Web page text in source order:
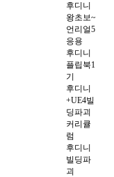
후디니
왕초보~
언리얼5
응용
후디니
플립북1
기
후디니
+UE4빌
딩파괴
커리큘
럼
후디니
빌딩파
괴